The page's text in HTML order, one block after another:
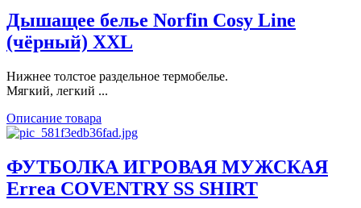
Дышащее белье Norfin Cosy Line
(чёрный) XXL
Нижнее толстое раздельное термобелье.
Мягкий, легкий ...
Описание товара
ФУТБОЛКА ИГРОВАЯ МУЖСКАЯ
Errea COVENTRY SS SHIRT